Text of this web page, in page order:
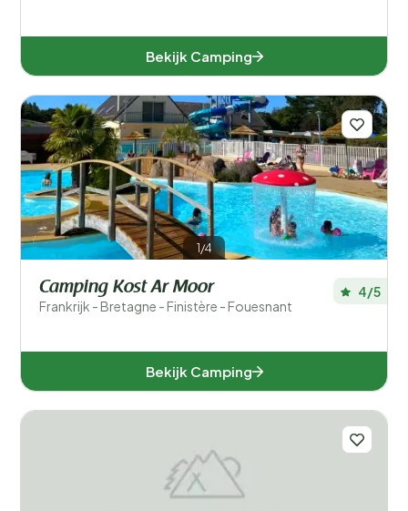
Bekijk Camping
1/4
Camping Kost Ar Moor
Frankrijk - Bretagne - Finistère - Fouesnant
4/5
Bekijk Camping